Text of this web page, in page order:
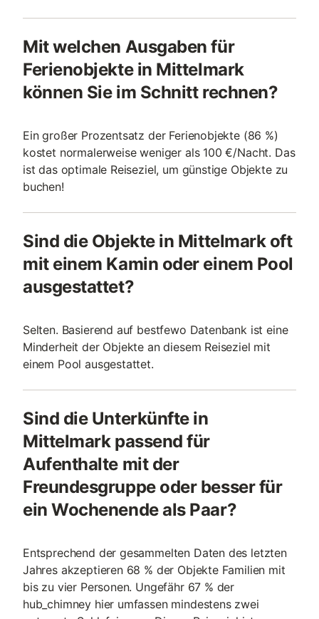
Mit welchen Ausgaben für
Ferienobjekte in Mittelmark
können Sie im Schnitt rechnen?
Ein großer Prozentsatz der Ferienobjekte (86 %)
kostet normalerweise weniger als 100 €/Nacht. Das
ist das optimale Reiseziel, um günstige Objekte zu
buchen!
Sind die Objekte in Mittelmark oft
mit einem Kamin oder einem Pool
ausgestattet?
Selten. Basierend auf bestfewo Datenbank ist eine
Minderheit der Objekte an diesem Reiseziel mit
einem Pool ausgestattet.
Sind die Unterkünfte in
Mittelmark passend für
Aufenthalte mit der
Freundesgruppe oder besser für
ein Wochenende als Paar?
Entsprechend der gesammelten Daten des letzten
Jahres akzeptieren 68 % der Objekte Familien mit
bis zu vier Personen. Ungefähr 67 % der
hub_chimney hier umfassen mindestens zwei